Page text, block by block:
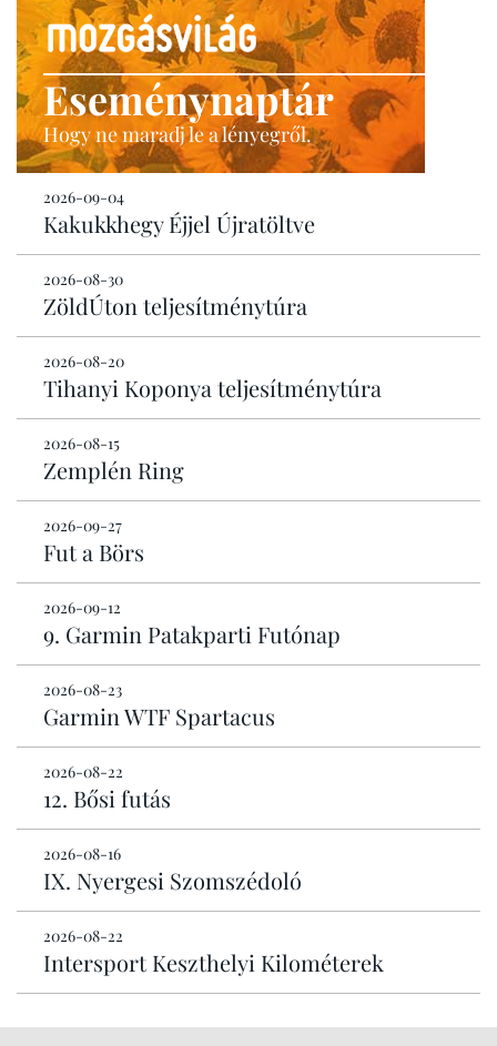
Eseménynaptár
Hogy ne maradj le a lényegről.
2026-09-04
Kakukkhegy Éjjel Újratöltve
2026-08-30
ZöldÚton teljesítménytúra
2026-08-20
Tihanyi Koponya teljesítménytúra
2026-08-15
Zemplén Ring
2026-09-27
Fut a Börs
2026-09-12
9. Garmin Patakparti Futónap
2026-08-23
Garmin WTF Spartacus
2026-08-22
12. Bősi futás
2026-08-16
IX. Nyergesi Szomszédoló
2026-08-22
Intersport Keszthelyi Kilométerek